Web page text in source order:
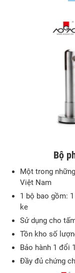
Bộ
Một trong
Việt Nam
1 bộ bao gồm:
ke
Sử dụng cho
Tồn kho số
Bảo hành 1 đổi
Đầy đủ chứng